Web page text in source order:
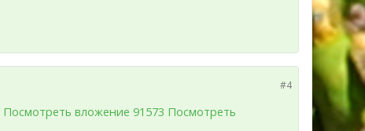
#4
Посмотреть вложение 91573 Посмотреть